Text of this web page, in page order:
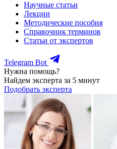
Научные статьи
Лекции
Методические пособия
Справочник терминов
Статьи от экспертов
Telegram Bot
Нужна помощь?
Найдем эксперта за 5 минут
Подобрать эксперта